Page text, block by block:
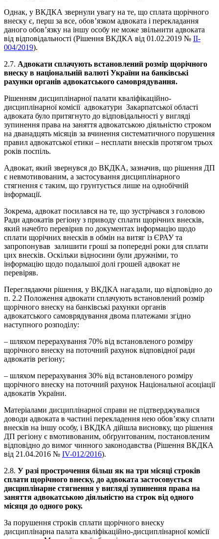
Однак, у ВКДКА звернули увагу на те, що сплата щорічного
внеску є, перш за все, обов’язком адвоката і перекладання
даного обов’язку на іншу особу не може звільнити адвоката
від відповідальності (Рішення ВКДКА від 01.02.2019 № II-
004/2019).
2.7. Адвокати сплачують встановлений розмір щорічного
внеску в національній валюті України на банківські
рахунки органів адвокатського самоврядування.
Рішенням дисциплінарної палати кваліфікаційно-
дисциплінарної комісії адвокатури Закарпатської області
адвоката було притягнуто до відповідальності у вигляді
зупинення права на заняття адвокатською діяльністю строком
на дванадцять місяців за вчинення систематичного порушення
правил адвокатської етики – несплати внесків протягом трьох
років поспіль.
Адвокат, який звернувся до ВКДКА, зазначив, що рішення ДП
є невмотивованим, а застосування дисциплінарного
стягнення є таким, що грунтується лише на однобічній
інформації.
Зокрема, адвокат посилався на те, що зустрічався з головою
Ради адвокатів регіону з приводу сплати щорічних внесків,
який начебто перевірив по документах інформацію щодо
сплати щорічних внесків в обмін на витяг із ЄРАУ та
запропонував залишити гроші за попередні роки для сплати
цих внесків. Оскільки відносини були дружніми, то
інформацію щодо подальшої долі грошей адвокат не
перевіряв.
Переглядаючи рішення, у ВКДКА нагадали, що відповідно до
п. 2.2 Положення адвокати сплачують встановлений розмір
щорічного внеску на банківські рахунки органів
адвокатського самоврядування двома платежами згідно
наступного розподілу:
– шляхом перерахування 70% від встановленого розміру
щорічного внеску на поточний рахунок відповідної ради
адвокатів регіону;
– шляхом перерахування 30% від встановленого розміру
щорічного внеску на поточний рахунок Національної асоціації
адвокатів України.
Матеріалами дисциплінарної справи не підтверджувалися
доводи адвоката в частині перекладення нею обов’язку сплати
внесків на іншу особу, і ВКДКА дійшла висновку, що рішення
ДП регіону є вмотивованим, обґрунтованим, постановленим
відповідно до вимог чинного законодавства (Рішення ВКДКА
від 21.04.2016 № IV-012/2016).
2.8. У разі прострочення більш як на три місяці строків
сплати щорічного внеску, до адвоката застосовується
дисциплінарне стягнення у вигляді зупинення права на
заняття адвокатською діяльністю на строк від одного
місяця до одного року.
За порушення строків сплати щорічного внеску
дисциплінарна палата кваліфікаційно-дисциплінарної комісії